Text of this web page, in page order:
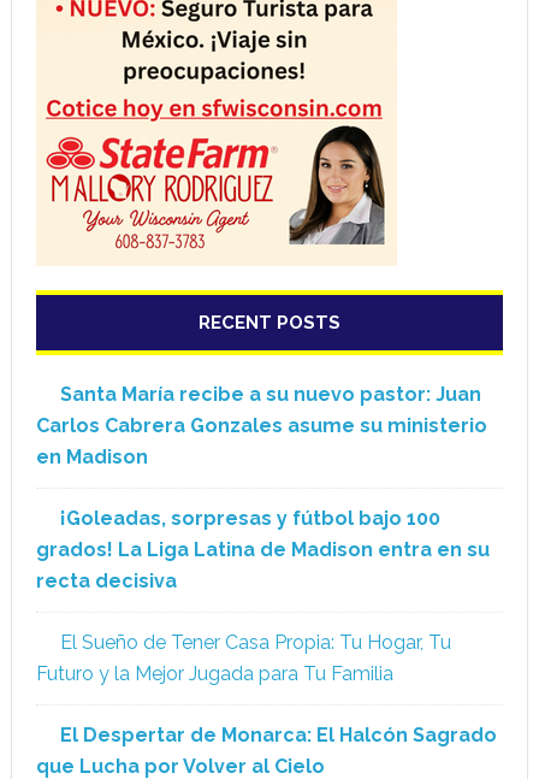
RECENT POSTS
Santa María recibe a su nuevo pastor: Juan
Carlos Cabrera Gonzales asume su ministerio
en Madison
¡Goleadas, sorpresas y fútbol bajo 100
grados! La Liga Latina de Madison entra en su
recta decisiva
El Sueño de Tener Casa Propia: Tu Hogar, Tu
Futuro y la Mejor Jugada para Tu Familia
El Despertar de Monarca: El Halcón Sagrado
que Lucha por Volver al Cielo